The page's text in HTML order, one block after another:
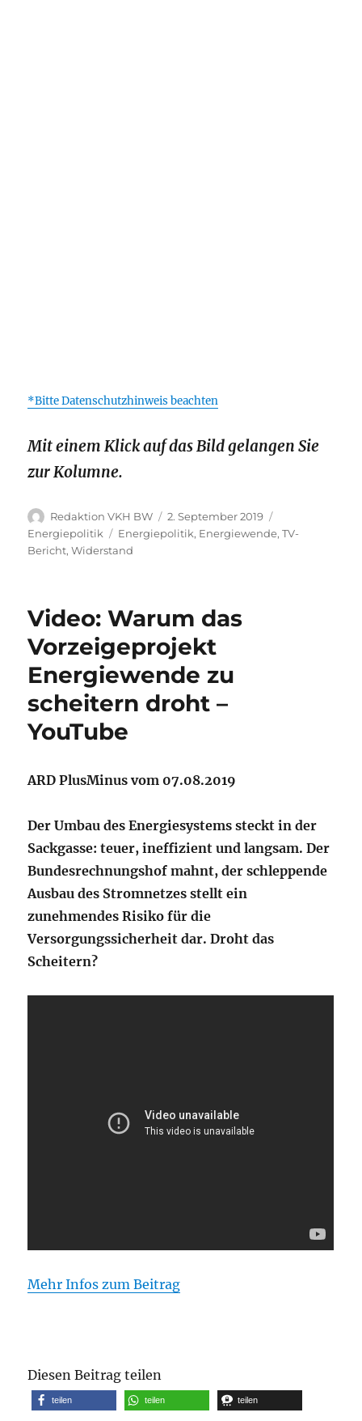
*Bitte Datenschutzhinweis beachten
Mit einem Klick auf das Bild gelangen Sie
zur Kolumne.
Autor
Redaktion VKH BW
Veröffentlicht
am
2. September 2019
Energiepolitik
Schlagwörter
Energiepolitik, Energiewende,TV-
Bericht,Widerstand
Video: Warum das
Vorzeigeprojekt
Energiewende zu
scheitern droht –
YouTube
ARD PlusMinus vom 07.08.2019
Der Umbau des Energiesystems steckt in der
Sackgasse: teuer, ineffizient und langsam. Der
Bundesrechnungshof mahnt, der schleppende
Ausbau des Stromnetzes stellt ein
zunehmendes Risiko für die
Versorgungssicherheit dar. Droht das
Scheitern?
Mehr Infos zum Beitrag
Diesen Beitrag teilen
teilen teilen teilen